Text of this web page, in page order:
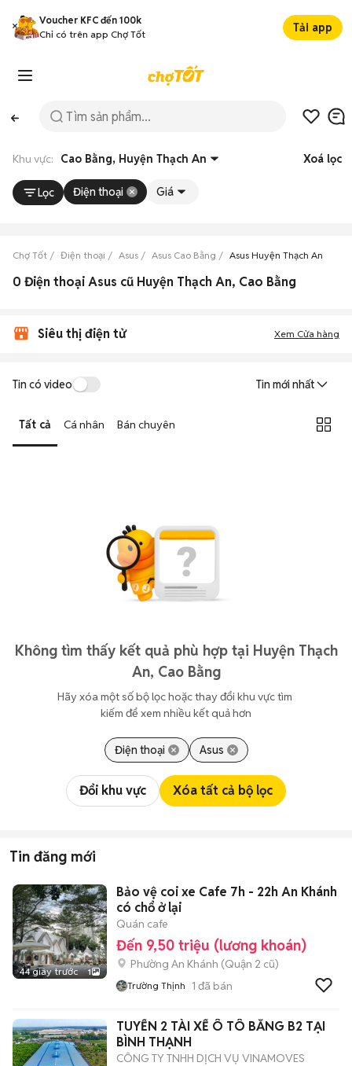
Voucher KFC đến 100k
Chỉ có trên app Chợ Tốt
Tải app
Khu vực: Cao Bằng, Huyện Thạch An Xoá lọc
Lọc Điện thoại Giá
Chợ Tốt Điện thoại Asus Asus Cao Bằng Asus Huyện Thạch An
0 Điện thoại Asus cũ Huyện Thạch An, Cao Bằng
Siêu thị điện tử Xem Cửa hàng
Tin có video Tin mới nhất
Tất cả Cá nhân Bán chuyên
Không tìm thấy kết quả phù hợp tại Huyện Thạch
An, Cao Bằng
Hãy xóa một số bộ lọc hoặc thay đổi khu vực tìm
kiếm để xem nhiều kết quả hơn
Điện thoại Asus
Đổi khu vực Xóa tất cả bộ lọc
Tin đăng mới
44 giây trước 1
Bảo vệ coi xe Cafe 7h - 22h An Khánh
có chổ ở lại
Quán cafe
Đến 9,50 triệu (lương khoán)
Phường An Khánh (Quận 2 cũ)
Trường Thịnh 1 đã bán
TUYỂN 2 TÀI XẾ Ô TÔ BẰNG B2 TẠI
BÌNH THẠNH
CÔNG TY TNHH DỊCH VỤ VINAMOVES